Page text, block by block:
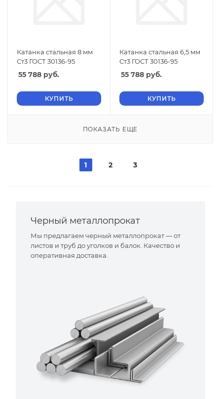
Катанка стальная 8 мм
Ст3 ГОСТ 30136-95
55 788 руб.
КУПИТЬ
Катанка стальная 6,5 мм
Ст3 ГОСТ 30136-95
55 788 руб.
КУПИТЬ
ПОКАЗАТЬ ЕЩЕ
1 2 3
Черный металлопрокат
Мы предлагаем черный металлопрокат — от
листов и труб до уголков и балок. Качество и
оперативная доставка.